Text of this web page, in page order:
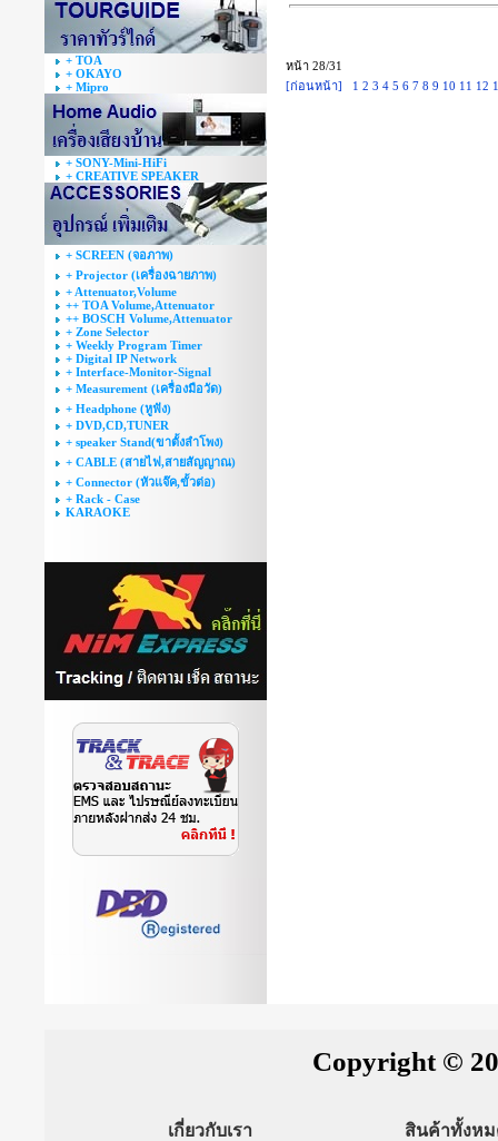
+ TOA
+ OKAYO
+ Mipro
+ SONY-Mini-HiFi
+ CREATIVE SPEAKER
+ SCREEN (จอภาพ)
+ Projector (เครื่องฉายภาพ)
+ Attenuator,Volume
++ TOA Volume,Attenuator
++ BOSCH Volume,Attenuator
+ Zone Selector
+ Weekly Program Timer
+ Digital IP Network
+ Interface-Monitor-Signal
+ Measurement (เครื่องมือวัด)
+ Headphone (หูฟัง)
+ DVD,CD,TUNER
+ speaker Stand(ขาตั้งลำโพง)
+ CABLE (สายไฟ,สายสัญญาณ)
+ Connector (หัวแจ๊ค,ขั้วต่อ)
+ Rack - Case
KARAOKE
หน้า 28/31
[ก่อนหน้า]
1 2 3 4 5 6 7 8 9 10 11 12
Copyright ©
เกี่ยวกับเรา สินค้าทั้งห